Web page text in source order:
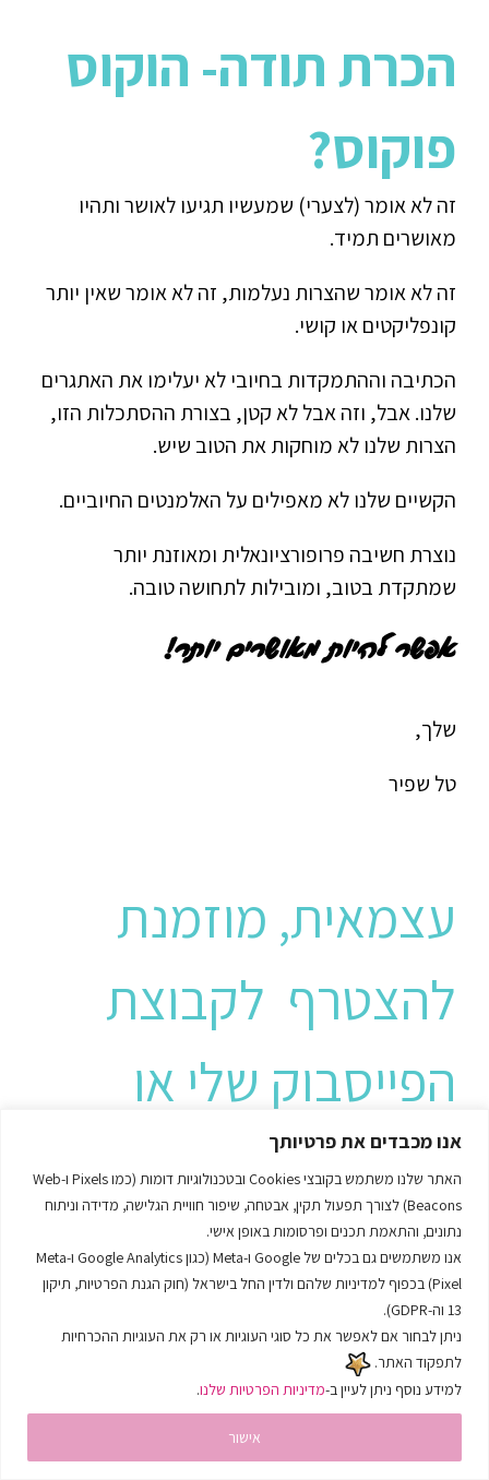
אנו מכבדים את פרטיותך
האתר שלנו משתמש בקובצי Cookies ובטכנולוגיות דומות (כמו Pixels ו-Web
Beacons) לצורך תפעול תקין, אבטחה, שיפור חוויית הגלישה, מדידה וניתוח
נתונים, והתאמת תכנים ופרסומות באופן אישי.
אנו משתמשים גם בכלים של Google ו-Meta (כגון Google Analytics ו-Meta
Pixel) בכפוף למדיניות שלהם ולדין החל בישראל (חוק הגנת הפרטיות, תיקון
13 וה-GDPR).
ניתן לבחור אם לאפשר את כל סוגי העוגיות או רק את העוגיות ההכרחיות
לתפקוד האתר.
למידע נוסף ניתן לעיין ב-מדיניות הפרטיות שלנו.
אישור
הכרת תודה- הוקוס
פוקוס?
זה לא אומר (לצערי) שמעשיו תגיעו לאושר ותהיו
מאושרים תמיד.
זה לא אומר שהצרות נעלמות, זה לא אומר שאין יותר
קונפליקטים או קושי.
הכתיבה וההתמקדות בחיובי לא יעלימו את האתגרים
שלנו. אבל, וזה אבל לא קטן, בצורת ההסתכלות הזו,
הצרות שלנו לא מוחקות את הטוב שיש.
הקשיים שלנו לא מאפילים על האלמנטים החיוביים.
נוצרת חשיבה פרופורציונאלית ומאוזנת יותר
שמתקדת בטוב, ומובילות לתחושה טובה.
אפשר להיות מאושרים יותר!
שלך,
טל שפיר
עצמאית, מוזמנת
להצטרף לקבוצת
הפייסבוק שלי או
לאימון וליווי עסקי
אחת על
אחתותתחילי לעשות,
חיים :)